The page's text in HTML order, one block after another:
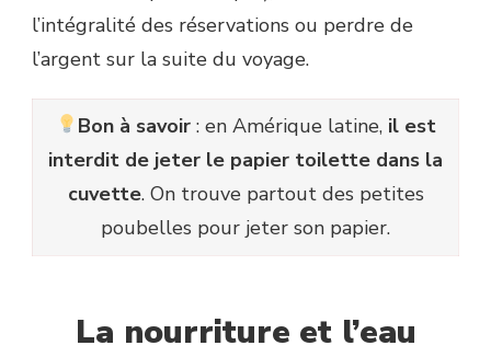
l’intégralité des réservations ou perdre de
l’argent sur la suite du voyage.
Bon à savoir: en Amérique latine, il est
interdit de jeter le papier toilette dans la
cuvette. On trouve partout des petites
poubelles pour jeter son papier.
La nourriture et l’eau